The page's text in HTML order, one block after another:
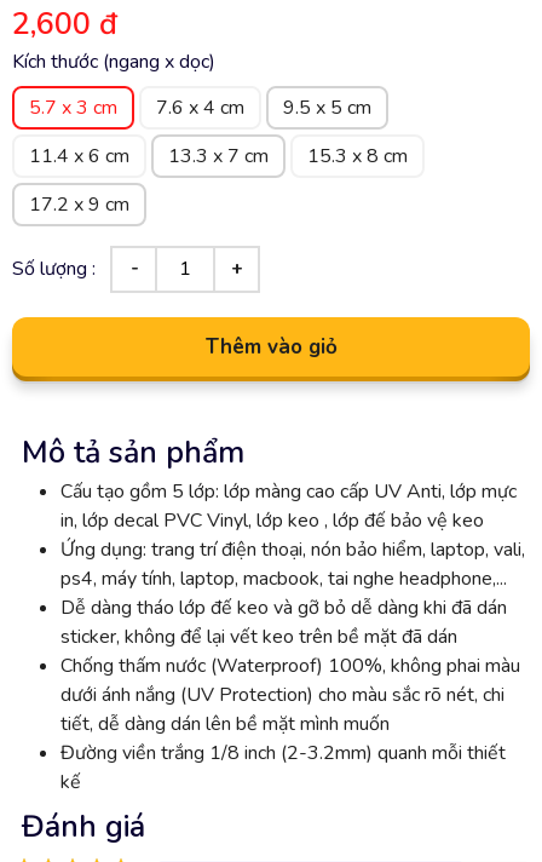
2,600 đ
Kích thước (ngang x dọc)
5.7 x 3 cm
7.6 x 4 cm
9.5 x 5 cm
11.4 x 6 cm
13.3 x 7 cm
15.3 x 8 cm
17.2 x 9 cm
Số lượng :
Thêm vào giỏ
Mô tả sản phẩm
Cấu tạo gồm 5 lớp: lớp màng cao cấp UV Anti, lớp mực
in, lớp decal PVC Vinyl, lớp keo , lớp đế bảo vệ keo
Ứng dụng: trang trí điện thoại, nón bảo hiểm, laptop, vali,
ps4, máy tính, laptop, macbook, tai nghe headphone,...
Dễ dàng tháo lớp đế keo và gỡ bỏ dễ dàng khi đã dán
sticker, không để lại vết keo trên bề mặt đã dán
Chống thấm nước (Waterproof) 100%, không phai màu
dưới ánh nắng (UV Protection) cho màu sắc rõ nét, chi
tiết, dễ dàng dán lên bề mặt mình muốn
Đường viền trắng 1/8 inch (2-3.2mm) quanh mỗi thiết
kế
Đánh giá